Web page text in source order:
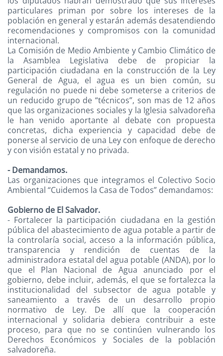
particulares priman por sobre los intereses de la
población en general y estarán además desatendiendo
recomendaciones y compromisos con la comunidad
internacional.
La Comisión de Medio Ambiente y Cambio Climático de
la Asamblea Legislativa debe de propiciar la
participación ciudadana en la construcción de la Ley
General de Agua, el agua es un bien común, su
regulación no puede ni debe someterse a criterios de
un reducido grupo de “técnicos”, son mas de 12 años
que las organizaciones sociales y la Iglesia salvadoreña
le han venido aportante al debate con propuesta
concretas, dicha experiencia y capacidad debe de
ponerse al servicio de una Ley con enfoque de derecho
y con visión estatal y no privada.
- Demandamos.
Las organizaciones que integramos el Colectivo Socio
Ambiental “Cuidemos la Casa de Todos” demandamos:
Gobierno de El Salvador.
- Fortalecer la participación ciudadana en la gestión
pública del abastecimiento de agua potable a partir de
la controlaría social, acceso a la información pública,
transparencia y rendición de cuentas de la
administradora estatal del agua potable (ANDA), por lo
que el Plan Nacional de Agua anunciado por el
gobierno, debe incluir, además, el que se fortalezca la
institucionalidad del subsector de agua potable y
saneamiento a través de un desarrollo propio
normativo de Ley. De allí que la cooperación
internacional y solidaria debiera contribuir a este
proceso, para que no se continúen vulnerando los
Derechos Económicos y Sociales de la población
salvadoreña.